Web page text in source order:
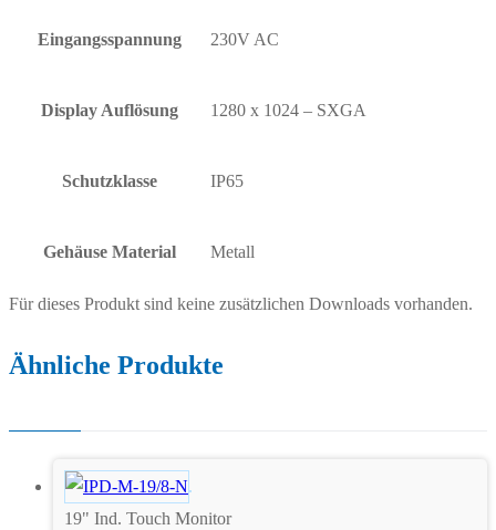
Eingangsspannung 230V AC
Display Auflösung 1280 x 1024 – SXGA
Schutzklasse IP65
Gehäuse Material Metall
Für dieses Produkt sind keine zusätzlichen Downloads vorhanden.
Ähnliche Produkte
19" Ind. Touch Monitor